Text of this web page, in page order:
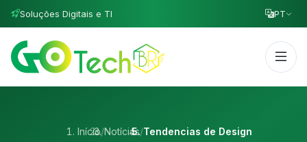
Soluções Digitais e TI PT
Início/Notícias/Tendencias de Design